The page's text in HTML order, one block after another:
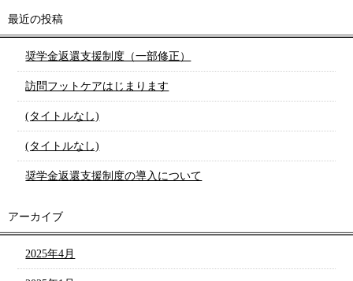
最近の投稿
奨学金返還支援制度（一部修正）
訪問フットケアはじまります
(タイトルなし)
(タイトルなし)
奨学金返還支援制度の導入について
アーカイブ
2025年4月